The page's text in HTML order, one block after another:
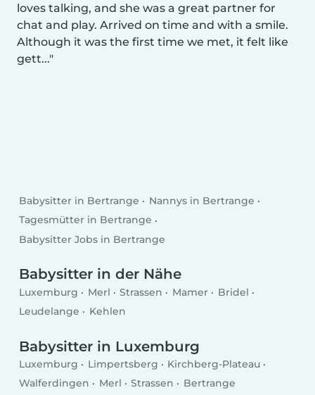
loves talking, and she was a great partner for
chat and play. Arrived on time and with a smile.
Although it was the first time we met, it felt like
gett...
Babysitter in Bertrange
Nannys in Bertrange
Tagesmütter in Bertrange
Babysitter Jobs in Bertrange
Babysitter in der Nähe
Luxemburg Merl Strassen Mamer
Bridel
Leudelange
Kehlen
Babysitter in Luxemburg
Luxemburg Limpertsberg
Kirchberg-Plateau
Walferdingen
Merl Strassen Bertrange